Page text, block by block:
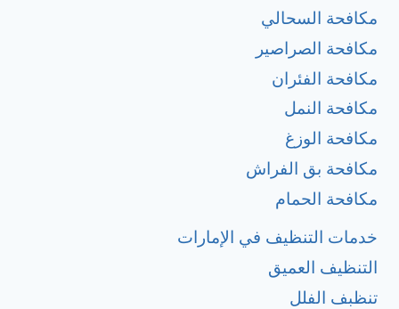
مكافحة السحالي
مكافحة الصراصير
مكافحة الفئران
مكافحة النمل
مكافحة الوزغ
مكافحة بق الفراش
مكافحة الحمام
خدمات التنظيف في الإمارات
التنظيف العميق
تنظبف الفلل